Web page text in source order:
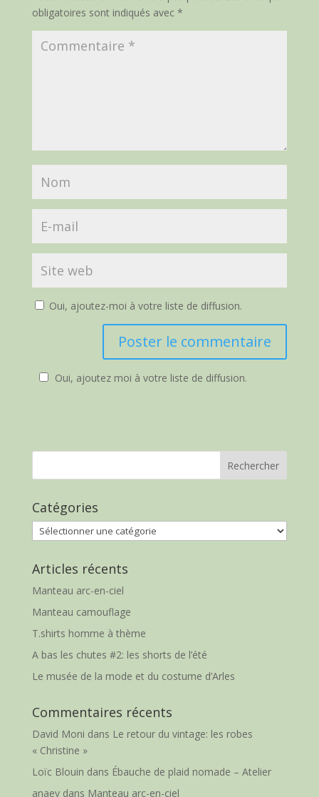
obligatoires sont indiqués avec *
Oui, ajoutez-moi à votre liste de diffusion.
Oui, ajoutez moi à votre liste de diffusion.
Catégories
Catégories
Articles récents
Manteau arc-en-ciel
Manteau camouflage
T.shirts homme à thème
A bas les chutes #2: les shorts de l’été
Le musée de la mode et du costume d’Arles
Commentaires récents
David Moni dans Le retour du vintage: les robes
« Christine »
Loïc Blouin dans Ébauche de plaid nomade – Atelier
anaeydans Manteau arc-en-ciel